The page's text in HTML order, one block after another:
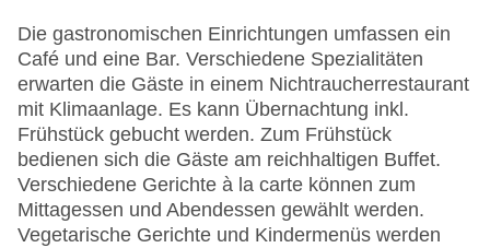
Anzahl der Aufzüge: 1
Haustiere: gegen Gebühr
Zimmerservice
Sonnenterrasse: ohne Gebühr
Gesamtanzahl der Stockwerke: 4
Gesamtanzahl der Zimmer: 32
Zahlungsarten: American Express, EC Maestro,
Mastercard, Visa
Landeskategorie: 4 Sterne
Die gastronomischen Einrichtungen umfassen ein
Café und eine Bar. Verschiedene Spezialitäten
erwarten die Gäste in einem Nichtraucherrestaurant
mit Klimaanlage. Es kann Übernachtung inkl.
Frühstück gebucht werden. Zum Frühstück
bedienen sich die Gäste am reichhaltigen Buffet.
Verschiedene Gerichte à la carte können zum
Mittagessen und Abendessen gewählt werden.
Vegetarische Gerichte und Kindermenüs werden